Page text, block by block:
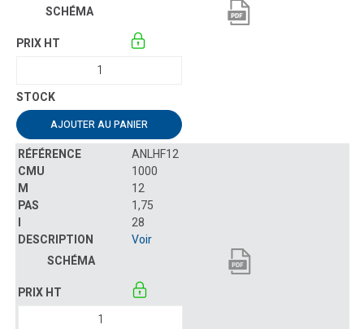
AJOUTER AU PANIER
ANLHF12
1000
12
1,75
28
Voir